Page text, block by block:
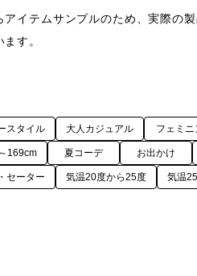
イテムサンプルのため、実際の
す。
スタイル 大人カジュアル フェミニ
169cm 夏コーデ お出かけ
セーター 気温20度から25度 気温